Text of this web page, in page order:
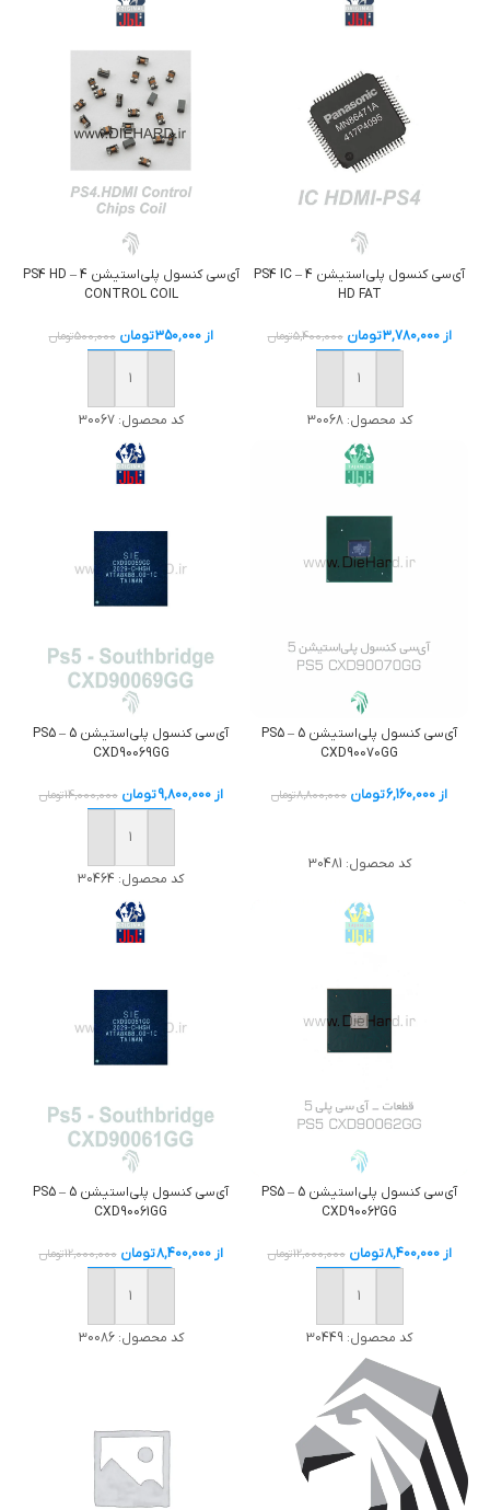
آی‌سی کنسول پلی‌استیشن 4 – PS4 IC
HD FAT
از3,780,000تومان 5,400,000تومان
خرید
کد محصول:30068
آی‌سی کنسول پلی‌استیشن 4 – PS4 HD
CONTROL COIL
از350,000تومان 500,000تومان
خرید
کد محصول:30067
آی‌سی کنسول پلی‌استیشن 5 – PS5
CXD90070GG
از 6,160,000تومان 8,800,000تومان
کد محصول: 30481
آی‌سی کنسول پلی‌استیشن 5 – PS5
CXD90069GG
از9,800,000تومان 14,000,000تومان
خرید
کد محصول: 30464
آی‌سی کنسول پلی‌استیشن 5 – PS5
CXD90062GG
از8,400,000تومان 12,000,000تومان
خرید
کد محصول: 30449
آی‌سی کنسول پلی‌استیشن 5 – PS5
CXD90061GG
از8,400,000تومان 12,000,000تومان
خرید
کد محصول:30086